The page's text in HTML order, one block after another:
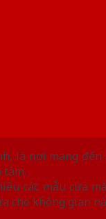
là nơi mang đến
tâm.
các mẫu cửa
cho không gian